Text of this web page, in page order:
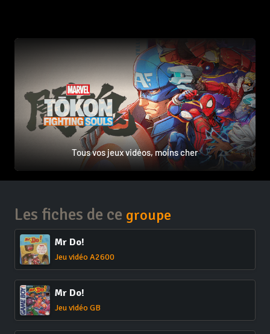
Tous vos jeux vidéos, moins cher
Les fiches de ce groupe
Mr Do!
Jeu vidéo A2600
Mr Do!
Jeu vidéo GB